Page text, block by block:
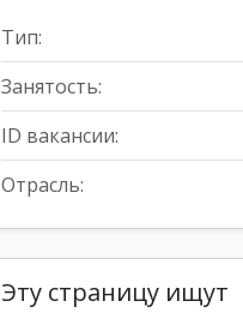
Тип:
Занятость:
ID вакансии:
Отрасль:
Эту страницу ищут